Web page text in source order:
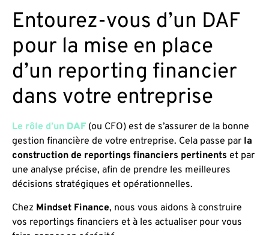
Entourez-vous d’un DAF
pour la mise en place
d’un reporting financier
dans votre entreprise
Le rôle d’un DAF (ou CFO) est de s’assurer de la bonne
gestion financière de votre entreprise. Cela passe par la
construction de reportings financiers pertinents et par
une analyse précise, afin de prendre les meilleures
décisions stratégiques et opérationnelles.
Chez Mindset Finance, nous vous aidons à construire
vos reportings financiers et à les actualiser pour vous